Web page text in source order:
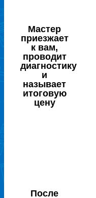
Мастер
приезжает
к вам,
проводит
диагностику
и
называет
итоговую
цену
После